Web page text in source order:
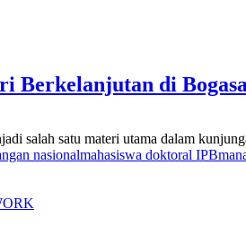
Berkelanjutan di
salah satu materi utama dalam
nasionalmahasiswa doktoral IPB